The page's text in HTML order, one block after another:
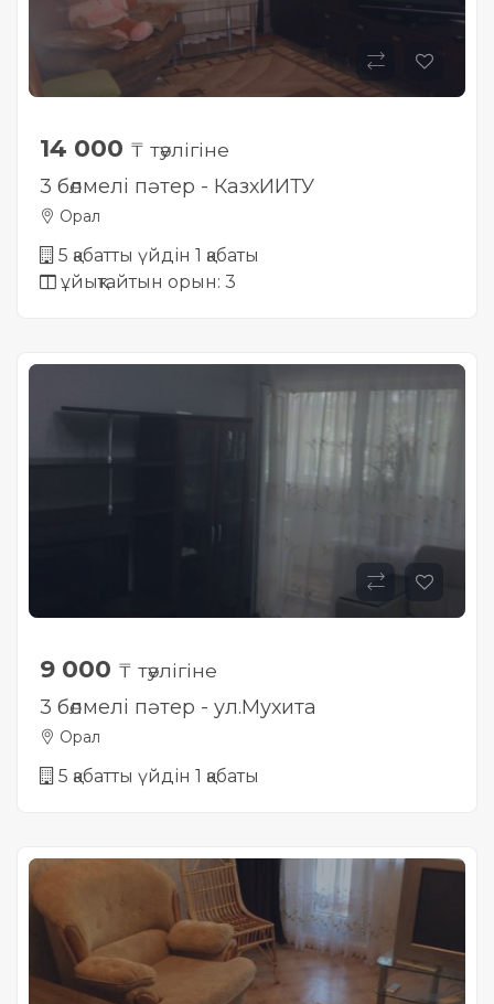
14 000 ₸ тәулігіне
3 бөлмелі пәтер - КазхИИТУ
Орал
5 қабатты үйдін 1 қабаты
ұйықтайтын орын: 3
9 000 ₸ тәулігіне
3 бөлмелі пәтер - ул.Мухита
Орал
5 қабатты үйдін 1 қабаты